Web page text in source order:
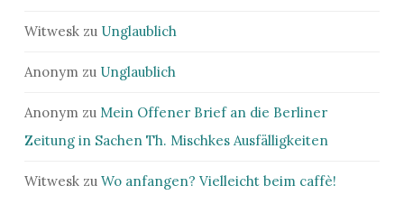
Witwesk zu Unglaublich
Anonym zu Unglaublich
Anonym zu Mein Offener Brief an die Berliner
Zeitung in Sachen Th. Mischkes Ausfälligkeiten
Witwesk zu Wo anfangen? Vielleicht beim caffè!